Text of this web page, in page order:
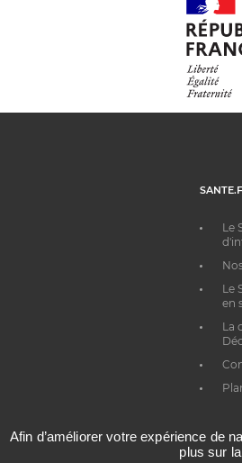
Le
Le
en
La
Afin d’améliorer votre expérience de
plus sur